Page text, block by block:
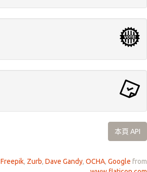
本頁 API
Freepik, Zurb, Dave Gandy, OCHA, Google from